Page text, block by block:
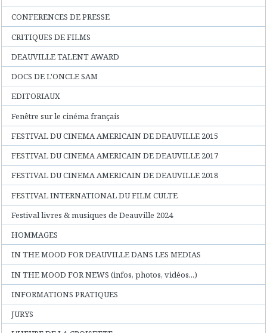
CONFERENCES DE PRESSE
CRITIQUES DE FILMS
DEAUVILLE TALENT AWARD
DOCS DE L'ONCLE SAM
EDITORIAUX
Fenêtre sur le cinéma français
FESTIVAL DU CINEMA AMERICAIN DE DEAUVILLE 2015
FESTIVAL DU CINEMA AMERICAIN DE DEAUVILLE 2017
FESTIVAL DU CINEMA AMERICAIN DE DEAUVILLE 2018
FESTIVAL INTERNATIONAL DU FILM CULTE
Festival livres & musiques de Deauville 2024
HOMMAGES
IN THE MOOD FOR DEAUVILLE DANS LES MEDIAS
IN THE MOOD FOR NEWS (infos, photos, vidéos...)
INFORMATIONS PRATIQUES
JURYS